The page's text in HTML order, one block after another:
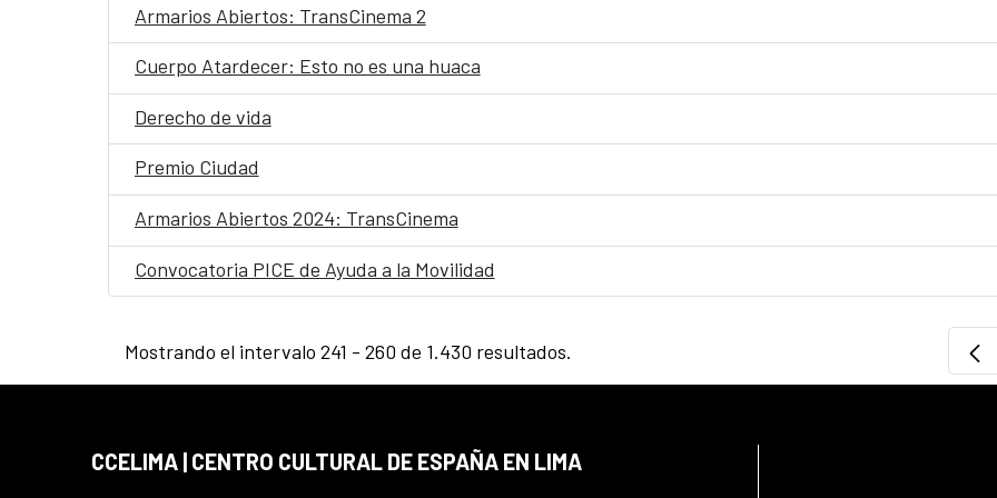
Armarios Abiertos: TransCinema 2
Cuerpo Atardecer: Esto no es una huaca
Derecho de vida
Premio Ciudad
Armarios Abiertos 2024: TransCinema
Convocatoria PICE de Ayuda a la Movilidad
Mostrando el intervalo 241 - 260 de 1.430 resultados.
CCELIMA | CENTRO CULTURAL DE ESPAÑA EN LIMA